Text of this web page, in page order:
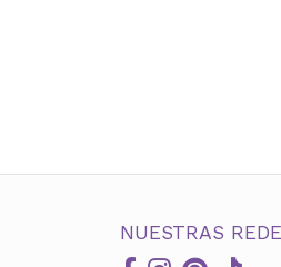
NUESTRAS